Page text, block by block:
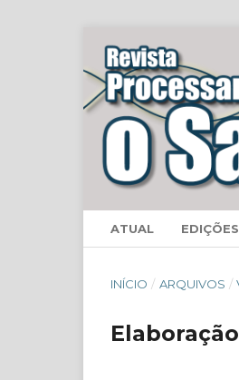
ATUAL
INÍCIO / ARQUIVOS /